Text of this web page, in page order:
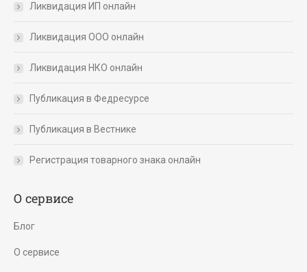
Ликвидация ИП онлайн
Ликвидация ООО онлайн
Ликвидация НКО онлайн
Публикация в Федресурсе
Публикация в Вестнике
Регистрация товарного знака онлайн
О сервисе
Блог
О сервисе